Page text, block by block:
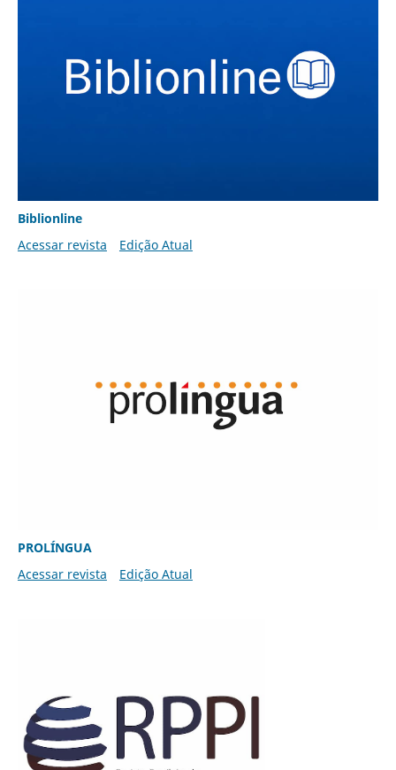
Biblionline
Acessar revista
Edição Atual
PROLÍNGUA
Acessar revista
Edição Atual